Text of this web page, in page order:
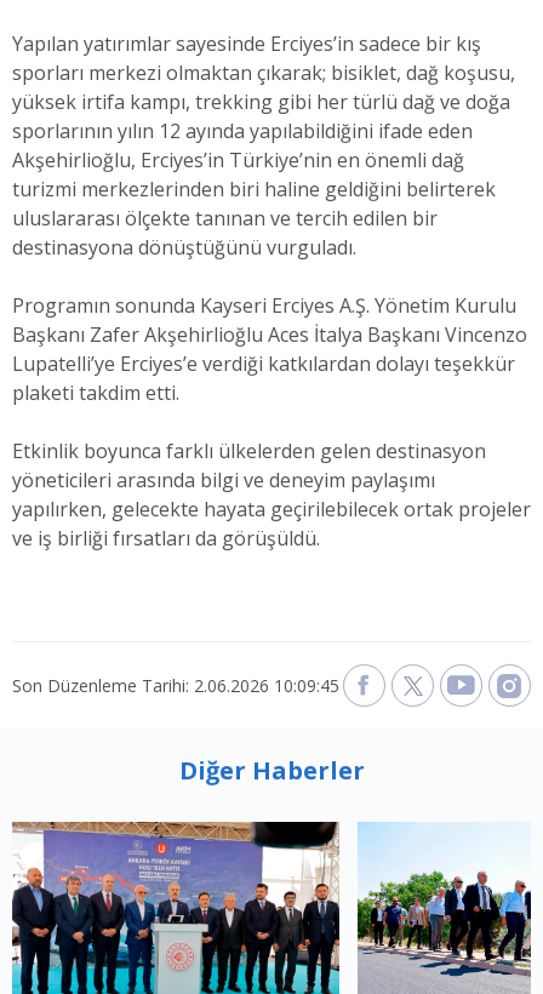
Yapılan yatırımlar sayesinde Erciyes’in sadece bir kış
sporları merkezi olmaktan çıkarak; bisiklet, dağ koşusu,
yüksek irtifa kampı, trekking gibi her türlü dağ ve doğa
sporlarının yılın 12 ayında yapılabildiğini ifade eden
Akşehirlioğlu, Erciyes’in Türkiye’nin en önemli dağ
turizmi merkezlerinden biri haline geldiğini belirterek
uluslararası ölçekte tanınan ve tercih edilen bir
destinasyona dönüştüğünü vurguladı.
Programın sonunda Kayseri Erciyes A.Ş. Yönetim Kurulu
Başkanı Zafer Akşehirlioğlu Aces İtalya Başkanı Vincenzo
Lupatelli’ye Erciyes’e verdiği katkılardan dolayı teşekkür
plaketi takdim etti.
Etkinlik boyunca farklı ülkelerden gelen destinasyon
yöneticileri arasında bilgi ve deneyim paylaşımı
yapılırken, gelecekte hayata geçirilebilecek ortak projeler
ve iş birliği fırsatları da görüşüldü.
Son Düzenleme Tarihi: 2.06.2026 10:09:45
Diğer Haberler